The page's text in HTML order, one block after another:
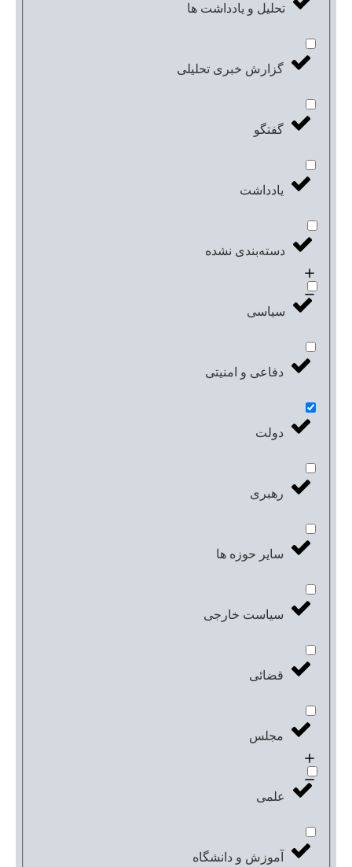
تحلیل و یادداشت ها
گزارش خبری تحلیلی
گفتگو
یادداشت
دسته‌بندی نشده
سیاسی
دفاعی و امنیتی
دولت
رهبری
سایر حوزه ها
سیاست خارجی
قضائی
مجلس
علمی
آموزش و دانشگاه